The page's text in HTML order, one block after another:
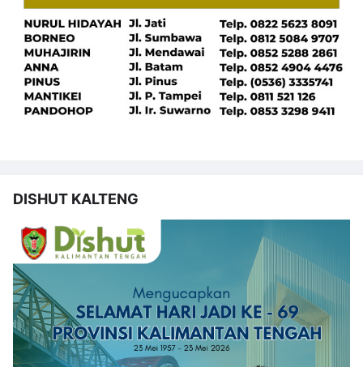
DISHUT KALTENG